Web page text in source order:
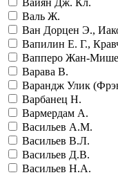
Валь Ж.
Ван Дорцен Э.,
Вапилин Е. Г.,
Вапперо Жан-
Варава В.
Варандж Улик
Варбанец Н.
Вармердам А.
Васильев А.М.
Васильев В.Л.
Васильев Д.В.
Васильев Н.А.